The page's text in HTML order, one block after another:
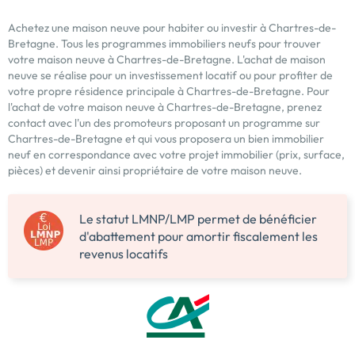
Achetez une maison neuve pour habiter ou investir à Chartres-de-
Bretagne. Tous les programmes immobiliers neufs pour trouver
votre maison neuve à Chartres-de-Bretagne. L'achat de maison
neuve se réalise pour un investissement locatif ou pour profiter de
votre propre résidence principale à Chartres-de-Bretagne. Pour
l'achat de votre maison neuve à Chartres-de-Bretagne, prenez
contact avec l'un des promoteurs proposant un programme sur
Chartres-de-Bretagne et qui vous proposera un bien immobilier
neuf en correspondance avec votre projet immobilier (prix, surface,
pièces) et devenir ainsi propriétaire de votre maison neuve.
Le statut LMNP/LMP permet de bénéficier
d'abattement pour amortir fiscalement les
revenus locatifs